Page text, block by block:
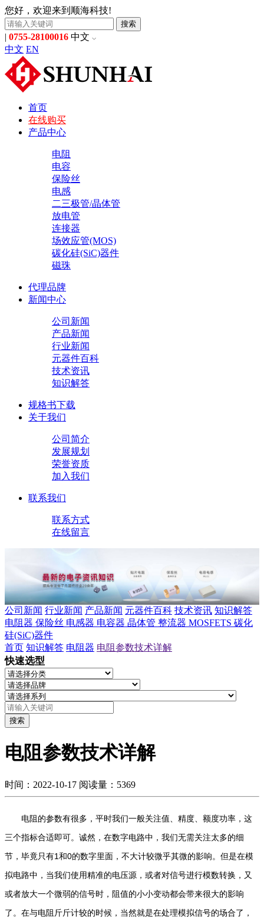
您好，欢迎来到顺海科技!
搜索
| 0755-28100016 中文
中文 EN
首页
在线购买
产品中心
电阻
电容
保险丝
电感
二三极管/晶体管
放电管
连接器
场效应管(MOS)
碳化硅(SiC)器件
磁珠
代理品牌
新闻中心
公司新闻
产品新闻
行业新闻
元器件百科
技术资讯
知识解答
规格书下载
关于我们
公司简介
发展规划
荣誉资质
加入我们
联系我们
联系方式
在线留言
公司新闻 行业新闻 产品新闻 元器件百科 技术资讯 知识解答
电阻器 保险丝 电感器 电容器 晶体管 整流器 MOSFETS 碳化
硅(SiC)器件
首页 知识解答 电阻器 电阻参数技术详解
快速选型
搜索
电阻参数技术详解
时间：2022-10-17 阅读量：5369
电阻的参数有很多，平时我们一般关注值、精度、额度功率，这
三个指标合适即可。诚然，在数字电路中，我们无需关注太多的细
节，毕竟只有1和0的数字里面，不大计较微乎其微的影响。但是在模
拟电路中，当我们使用精准的电压源，或者对信号进行模数转换，又
或者放大一个微弱的信号时，阻值的小小变动都会带来很大的影响
了。在与电阻斤斤计较的时候，当然就是在处理模拟信号的场合了，